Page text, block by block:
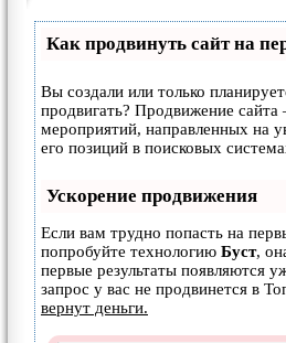
Как продвинуть сайт на
Вы создали или только
продвигать? Продвижение сайта
мероприятий, направленных на
его позиций в поисковых
Ускорение продвижения
Если вам трудно попасть на
попробуйте технологию Буст,
первые результаты появляются
запрос у вас не продвинется в
вернут деньги.